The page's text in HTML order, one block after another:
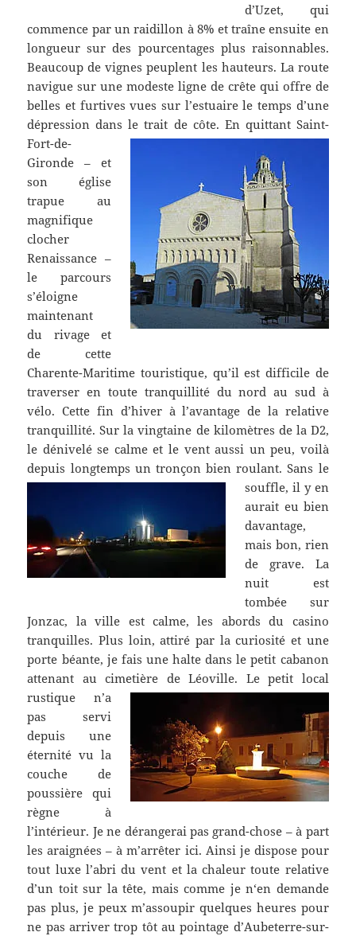
d’Uzet, qui
commence par un raidillon à 8% et traîne ensuite en
longueur sur des pourcentages plus raisonnables.
Beaucoup de vignes peuplent les hauteurs. La route
navigue sur une modeste ligne de crête qui offre de
belles et furtives vues sur l’estuaire le temps d’une
dépression dans le trait de côte. En quittant Saint-
Fort-de-
Gironde – et
son église
trapue au
magnifique
clocher
Renaissance –
le parcours
s’éloigne
maintenant
du rivage et
de cette
Charente-Maritime touristique, qu’il est difficile de
traverser en toute tranquillité du nord au sud à
vélo. Cette fin d’hiver à l’avantage de la relative
tranquillité. Sur la vingtaine de kilomètres de la D2,
le dénivelé se calme et le vent aussi un peu, voilà
depuis longtemps un tronçon bien roulant.Sans le
souffle, il y en
aurait eu bien
davantage,
mais bon, rien
de grave. La
nuit est
tombée sur
Jonzac, la ville est calme, les abords du casino
tranquilles. Plus loin, attiré par la curiosité et une
porte béante, je fais une halte dans le petit cabanon
attenant au cimetière de Léoville. Le petit local
rustique n’a
pas servi
depuis une
éternité vu la
couche de
poussière qui
règne à
l’intérieur. Je ne dérangerai pas grand-chose – à part
les araignées – à m’arrêter ici. Ainsi je dispose pour
tout luxe l’abri du vent et la chaleur toute relative
d’un toit sur la tête, mais comme je n‘en demande
pas plus, je peux m’assoupir quelques heures pour
ne pas arriver trop tôt au pointage d’Aubeterre-sur-